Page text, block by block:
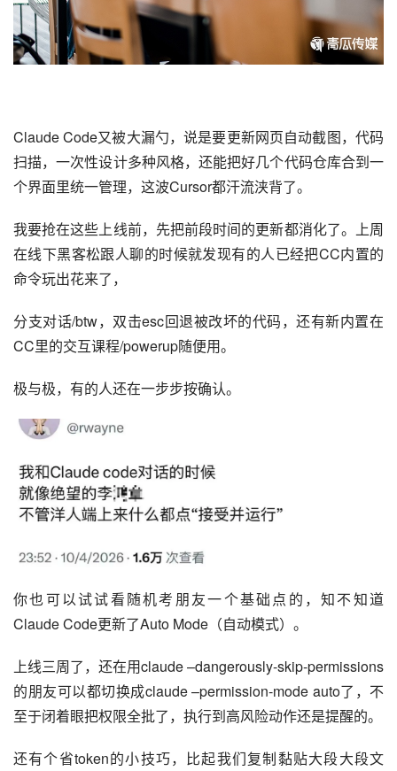
Claude Code又被大漏勺，说是要更新网页自动截图，代码
扫描，一次性设计多种风格，还能把好几个代码仓库合到一
个界面里统一管理，这波Cursor都汗流浃背了。
我要抢在这些上线前，先把前段时间的更新都消化了。上周
在线下黑客松跟人聊的时候就发现有的人已经把CC内置的
命令玩出花来了，
分支对话/btw，双击esc回退被改坏的代码，还有新内置在
CC里的交互课程/powerup随便用。
极与极，有的人还在一步步按确认。
你也可以试试看随机考朋友一个基础点的，知不知道
Claude Code更新了Auto Mode（自动模式）。
上线三周了，还在用claude –dangerously-skip-permissions
的朋友可以都切换成claude –permission-mode auto了，不
至于闭着眼把权限全批了，执行到高风险动作还是提醒的。
还有个省token的小技巧，比起我们复制黏贴大段大段文